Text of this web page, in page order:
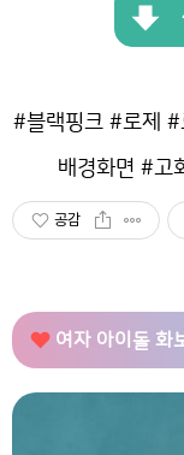
#블랙핑크 #로제
배경화면 #고
공감
여자 아이돌 화